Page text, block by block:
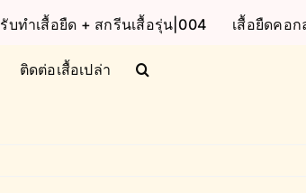
รับทำเสื้อยืด + สกรีนเสื้อรุ่น|004 เสื้อยืดคอ
ติดต่อเสื้อเปล่า